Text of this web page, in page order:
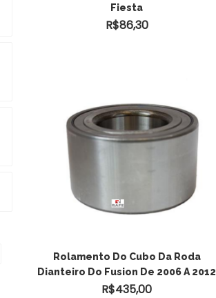
CARRINHO
Fiesta
R$86,30
Rolamento Do Cubo Da Roda
Dianteiro Do Fusion De 2006 A 2012
R$435,00